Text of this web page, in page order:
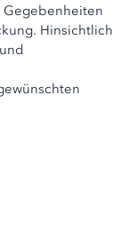
Hinsichtlich